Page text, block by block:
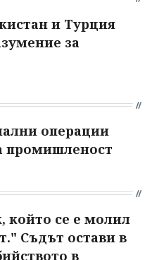
и Турция
за
операции
промишленост
който се е молил
Съдът остави в
в